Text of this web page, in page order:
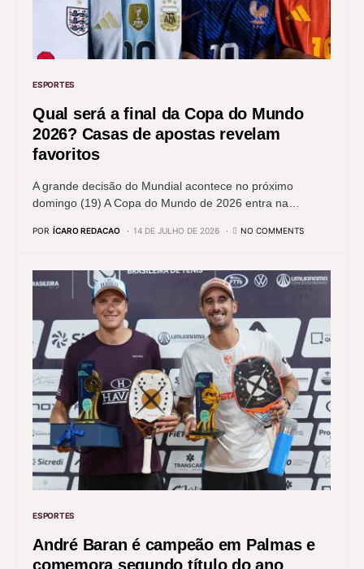
ESPORTES
Qual será a final da Copa do Mundo
2026? Casas de apostas revelam
favoritos
A grande decisão do Mundial acontece no próximo
domingo (19) A Copa do Mundo de 2026 entra na…
POR ÍCARO REDACAO 14 DE JULHO DE 2026 NO COMMENTS
ESPORTES
André Baran é campeão em Palmas e
comemora segundo título do ano